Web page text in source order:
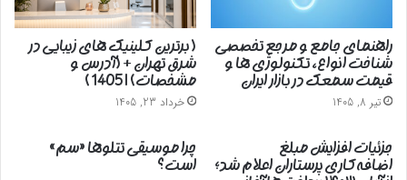
راهنمای جامع و مرجع تخصصی
شناخت انواع، تکنولوژی ها و
قیمت سمعک در بازار ایران
تیر 8, 1405
( برترین کلینیک های زیبایی در
شرق تهران + (آدرس و
مشخصات) | 1405 )
خرداد 23, 1405
جزئیات افزایش مبلغ
اضافه‌کاری پرستاران اعلام شد؛
چرا موسیقی تتلوها «سم»
است؟